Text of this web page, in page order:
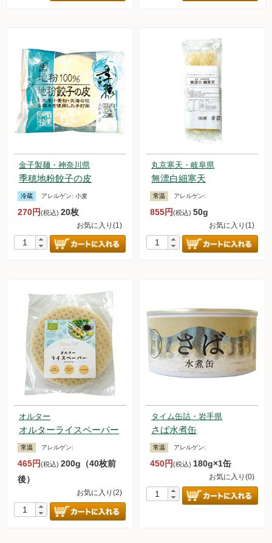
金子製麺・神奈川県
季穂地粉餃子の皮
冷蔵 アレルゲン: 小麦
270円(税込) 20枚
お気に入り(1)
丸京寒天・岐阜県
無漂白細寒天
常温 アレルゲン:
855円(税込)50g
お気に入り(1)
オルター
オルターライスペーパー
常温 アレルゲン:
465円(税込) 200g（40枚前
後）
お気に入り(2)
タイム缶詰・岩手県
さば水煮缶
常温 アレルゲン:
450円(税込)180g×1缶
お気に入り(0)